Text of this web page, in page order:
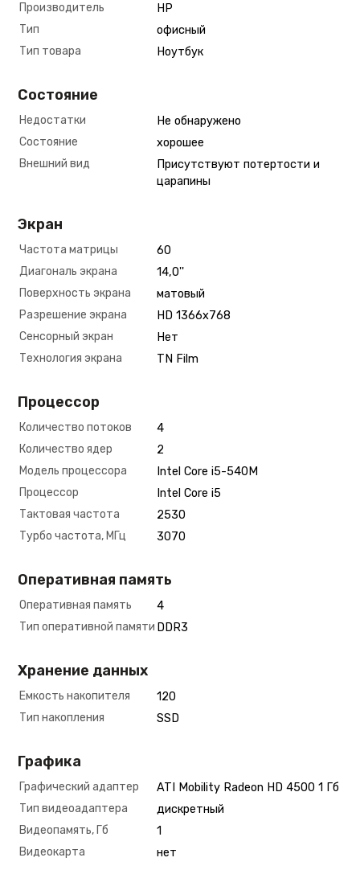
Производитель
HP
Тип
офисный
Тип товара
Ноутбук
Состояние
Недостатки
Не обнаружено
Состояние
хорошее
Внешний вид
Присутствуют потертости и
царапины
Экран
Частота матрицы
60
Диагональ экрана
14,0''
Поверхность экрана
матовый
Разрешение экрана
HD 1366х768
Сенсорный экран
Нет
Технология экрана
TN Film
Процессор
Количество потоков
4
Количество ядер
2
Модель процессора
Intel Core i5-540M
Процессор
Intel Core i5
Тактовая частота
2530
Турбо частота, МГц
3070
Оперативная память
Оперативная память
4
Тип оперативной памяти DDR3
Хранение данных
Емкость накопителя
120
Тип накопления
SSD
Графика
Графический адаптер
ATI Mobility Radeon HD 4500 1 Гб
Тип видеоадаптера
дискретный
Видеопамять, Гб
1
Видеокарта
нет